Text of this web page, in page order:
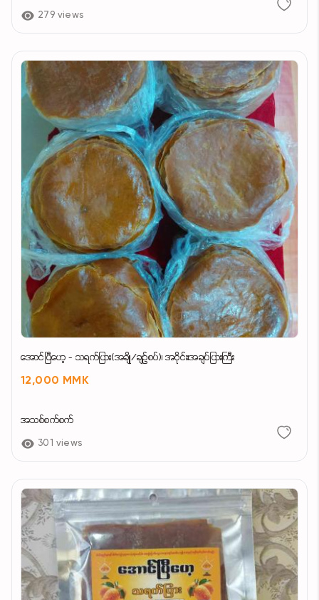
279 views
အောင်ပြီဟေ့ - သရက်ပြား(အချို/ချဉ်စပ်)၊ အဝိုင်း၊အချပ်ပြားကြီး
12,000 MMK
အသစ်စက်စက်
301 views